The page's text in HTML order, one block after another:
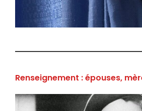
Renseignement : épouses,